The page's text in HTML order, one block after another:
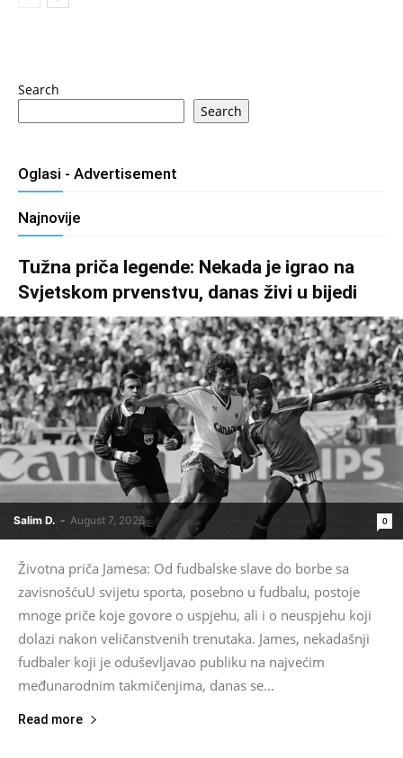
Search
Search
Oglasi - Advertisement
Najnovije
Tužna priča legende: Nekada je igrao na
Svjetskom prvenstvu, danas živi u bijedi
Salim D. - August 7, 2026 0
Životna priča Jamesa: Od fudbalske slave do borbe sa
zavisnošćuU svijetu sporta, posebno u fudbalu, postoje
mnoge priče koje govore o uspjehu, ali i o neuspjehu koji
dolazi nakon veličanstvenih trenutaka. James, nekadašnji
fudbaler koji je oduševljavao publiku na najvećim
međunarodnim takmičenjima, danas se...
Read more